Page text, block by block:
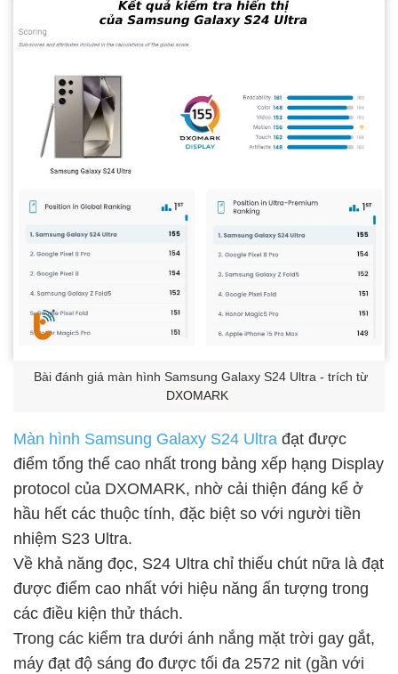
Bài đánh giá màn hình Samsung Galaxy S24 Ultra - trích từ
DXOMARK
Màn hình Samsung Galaxy S24 Ultra đạt được
điểm tổng thể cao nhất trong bảng xếp hạng Display
protocol của DXOMARK, nhờ cải thiện đáng kể ở
hầu hết các thuộc tính, đặc biệt so với người tiền
nhiệm S23 Ultra.
Về khả năng đọc, S24 Ultra chỉ thiếu chút nữa là đạt
được điểm cao nhất với hiệu năng ấn tượng trong
các điều kiện thử thách.
Trong các kiểm tra dưới ánh nắng mặt trời gay gắt,
máy đạt độ sáng đo được tối đa 2572 nit (gần với